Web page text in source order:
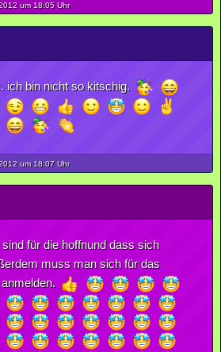
um 18:05 Uhr
ich bin nicht so kitschig.
um 18:07 Uhr
für die hoffnund dass sich
muss man sich für das